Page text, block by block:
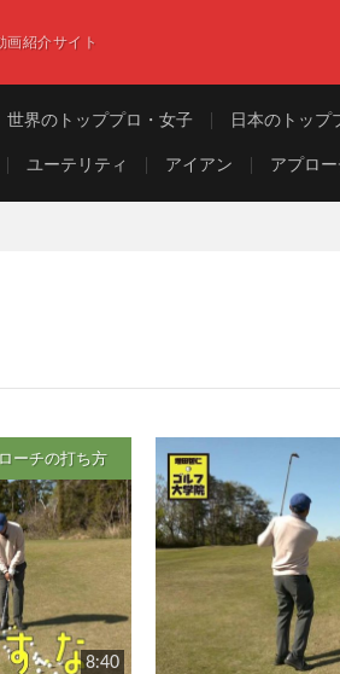
画紹介サイト
世界のトッププロ・女子 日本のトップ
ユーテリティ アイアン アプロー
ーチの打ち方
8:40